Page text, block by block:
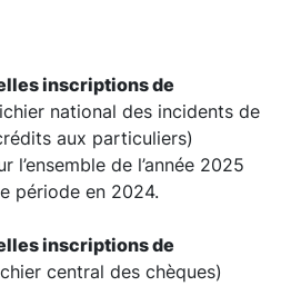
inscriptions de
national des incidents de
aux particuliers)
l’ensemble de l’année 2025
période en 2024.
inscriptions de
central des chèques)